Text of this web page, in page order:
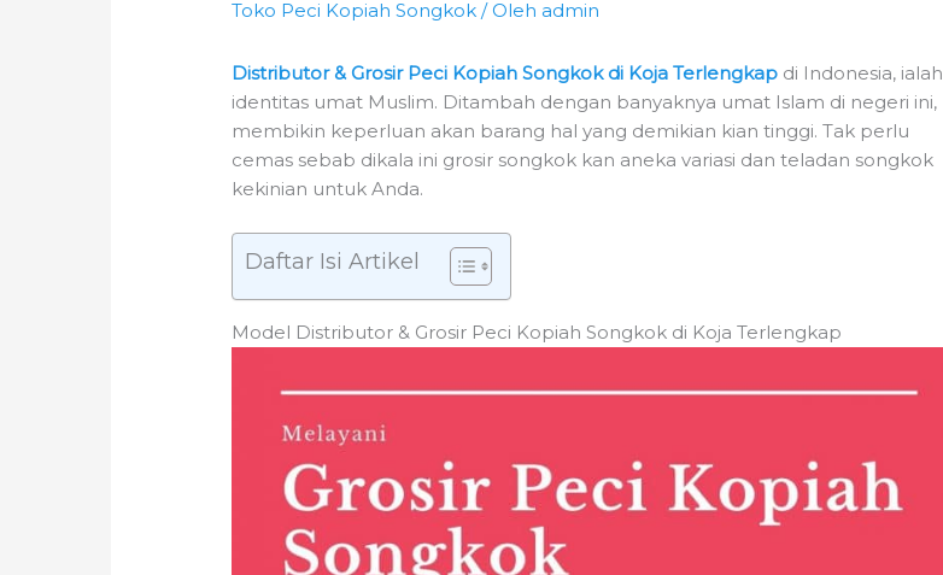
Toko Peci Kopiah Songkok / Oleh admin
Distributor & Grosir Peci Kopiah Songkok di Koja Terlengkap di Indonesia, ialah
identitas umat Muslim. Ditambah dengan banyaknya umat Islam di negeri ini,
membikin keperluan akan barang hal yang demikian kian tinggi. Tak perlu
cemas sebab dikala ini grosir songkok kan aneka variasi dan teladan songkok
kekinian untuk Anda.
Daftar Isi Artikel
Model Distributor & Grosir Peci Kopiah Songkok di Koja Terlengkap